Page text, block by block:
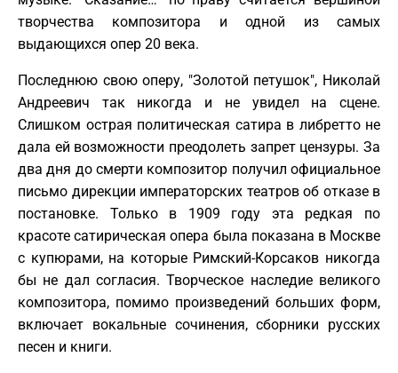
творчества композитора и одной из самых
выдающихся опер 20 века.
Последнюю свою оперу, "Золотой петушок", Николай
Андреевич так никогда и не увидел на сцене.
Слишком острая политическая сатира в либретто не
дала ей возможности преодолеть запрет цензуры. За
два дня до смерти композитор получил официальное
письмо дирекции императорских театров об отказе в
постановке. Только в 1909 году эта редкая по
красоте сатирическая опера была показана в Москве
с купюрами, на которые Римский-Корсаков никогда
бы не дал согласия. Творческое наследие великого
композитора, помимо произведений больших форм,
включает вокальные сочинения, сборники русских
песен и книги.